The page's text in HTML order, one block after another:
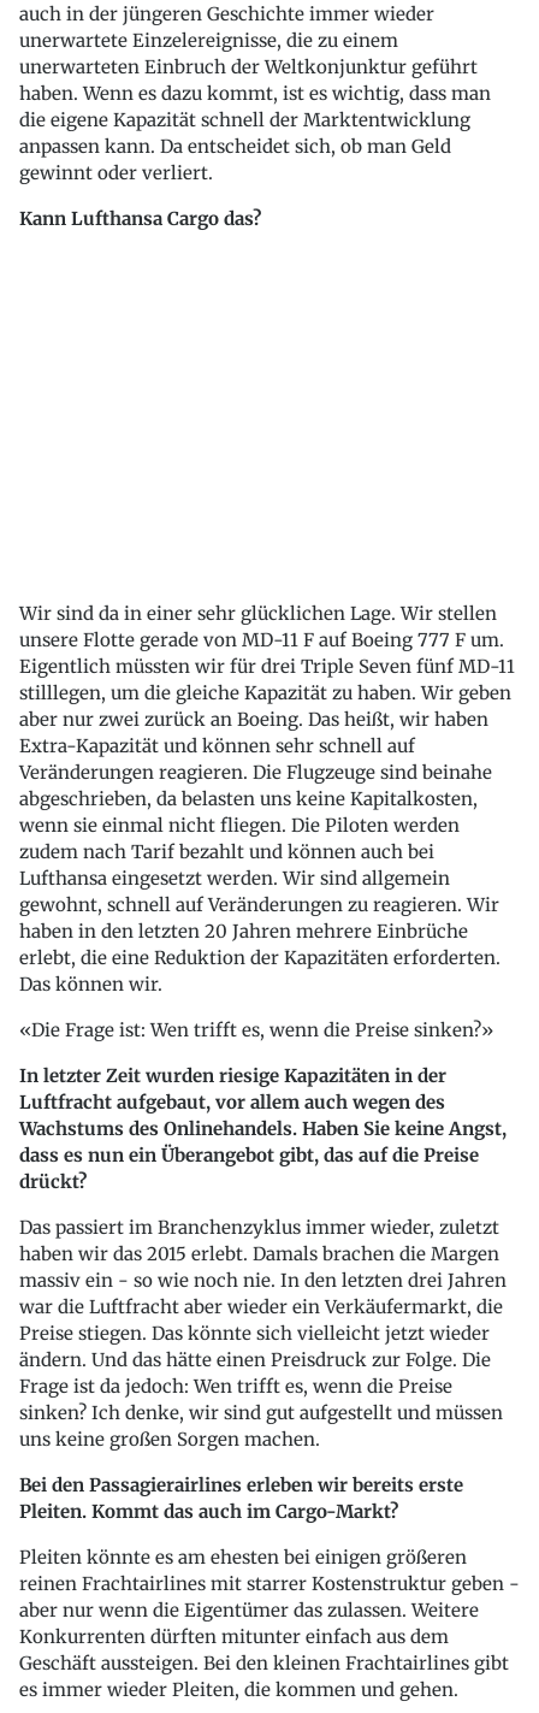
auch in der jüngeren Geschichte immer wieder
unerwartete Einzelereignisse, die zu einem
unerwarteten Einbruch der Weltkonjunktur geführt
haben. Wenn es dazu kommt, ist es wichtig, dass man
die eigene Kapazität schnell der Marktentwicklung
anpassen kann. Da entscheidet sich, ob man Geld
gewinnt oder verliert.
Kann Lufthansa Cargo das?
Wir sind da in einer sehr glücklichen Lage. Wir stellen
unsere Flotte gerade von MD-11 F auf Boeing 777 F um.
Eigentlich müssten wir für drei Triple Seven fünf MD-11
stilllegen, um die gleiche Kapazität zu haben. Wir geben
aber nur zwei zurück an Boeing. Das heißt, wir haben
Extra-Kapazität und können sehr schnell auf
Veränderungen reagieren. Die Flugzeuge sind beinahe
abgeschrieben, da belasten uns keine Kapitalkosten,
wenn sie einmal nicht fliegen. Die Piloten werden
zudem nach Tarif bezahlt und können auch bei
Lufthansa eingesetzt werden. Wir sind allgemein
gewohnt, schnell auf Veränderungen zu reagieren. Wir
haben in den letzten 20 Jahren mehrere Einbrüche
erlebt, die eine Reduktion der Kapazitäten erforderten.
Das können wir.
Die Frage ist: Wen trifft es, wenn die Preise sinken?
In letzter Zeit wurden riesige Kapazitäten in der
Luftfracht aufgebaut, vor allem auch wegen des
Wachstums des Onlinehandels. Haben Sie keine Angst,
dass es nun ein Überangebot gibt, das auf die Preise
drückt?
Das passiert im Branchenzyklus immer wieder, zuletzt
haben wir das 2015 erlebt. Damals brachen die Margen
massiv ein - so wie noch nie. In den letzten drei Jahren
war die Luftfracht aber wieder ein Verkäufermarkt, die
Preise stiegen. Das könnte sich vielleicht jetzt wieder
ändern. Und das hätte einen Preisdruck zur Folge. Die
Frage ist da jedoch: Wen trifft es, wenn die Preise
sinken? Ich denke, wir sind gut aufgestellt und müssen
uns keine großen Sorgen machen.
Bei den Passagierairlines erleben wir bereits erste
Pleiten. Kommt das auch im Cargo-Markt?
Pleiten könnte es am ehesten bei einigen größeren
reinen Frachtairlines mit starrer Kostenstruktur geben -
aber nur wenn die Eigentümer das zulassen. Weitere
Konkurrenten dürften mitunter einfach aus dem
Geschäft aussteigen. Bei den kleinen Frachtairlines gibt
es immer wieder Pleiten, die kommen und gehen.